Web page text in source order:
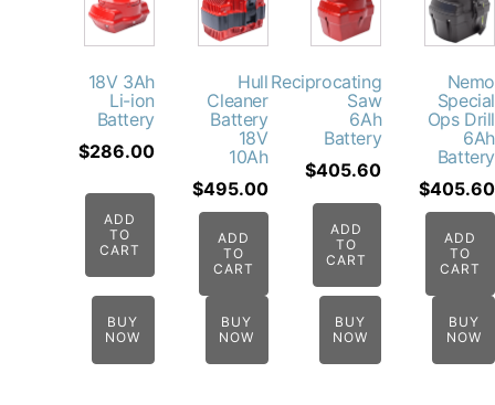
Ops
$
Reciprocating
Saw
6Ah
Battery
$405.60
ADD
CART
BUY
NOW
Hull
Cleaner
Battery
18V
10Ah
$495.00
ADD
CART
BUY
NOW
18V 3Ah
Li-ion
Battery
$286.00
ADD
CART
BUY
NOW